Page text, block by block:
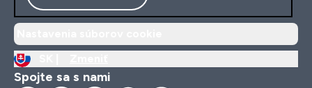
Spojte sa s nami